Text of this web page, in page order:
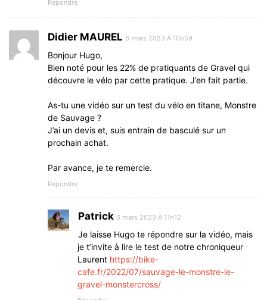
Répondre
Didier MAUREL 6 mars 2023 À 10h59
Bonjour Hugo,
Bien noté pour les 22% de pratiquants de Gravel qui
découvre le vélo par cette pratique. J’en fait partie.
As-tu une vidéo sur un test du vélo en titane, Monstre
de Sauvage ?
J’ai un devis et, suis entrain de basculé sur un
prochain achat.
Par avance, je te remercie.
Répondre
Patrick 6 mars 2023 À 11h12
Je laisse Hugo te répondre sur la vidéo, mais
je t’invite à lire le test de notre chroniqueur
Laurent https://bike-
cafe.fr/2022/07/sauvage-le-monstre-le-
gravel-monstercross/